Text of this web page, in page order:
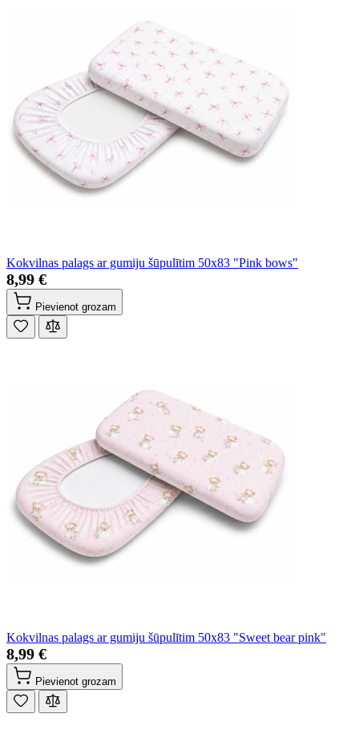
Kokvilnas palags ar gumiju šūpulītim 50x83 "Pink bows"
8,99 €
Pievienot grozam
Kokvilnas palags ar gumiju šūpulītim 50x83 "Sweet bear pink"
8,99 €
Pievienot grozam